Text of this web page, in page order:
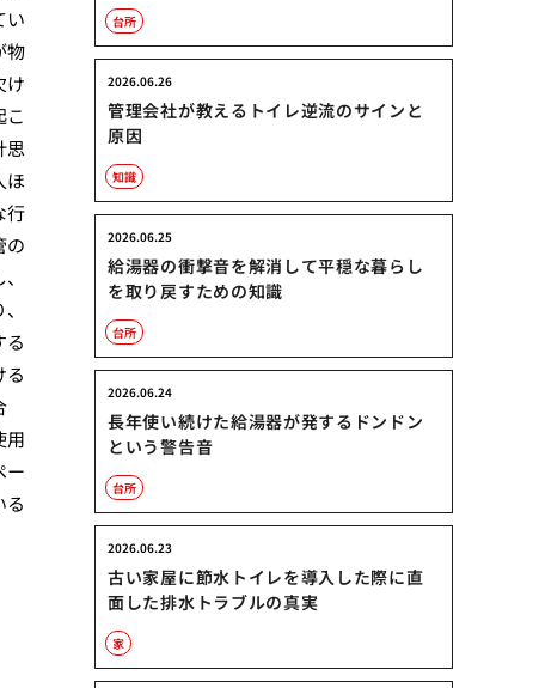
い
物
け
こ
思
ほ
行
の
る
る
用
ー
る
台所
管理会社が教えるトイレ逆流のサインと
原因
2026.06.26
知識
給湯器の衝撃音を解消して平穏な暮らし
を取り戻すための知識
2026.06.25
台所
長年使い続けた給湯器が発するドンドン
という警告音
2026.06.24
台所
古い家屋に節水トイレを導入した際に直
面した排水トラブルの真実
2026.06.23
家